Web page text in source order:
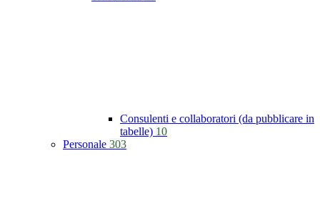
Consulenti e collaboratori (da pubblicare in
tabelle) 10
Personale 303